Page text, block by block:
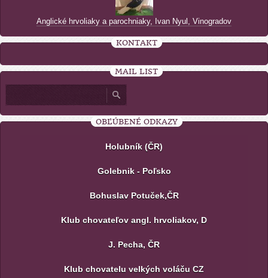
Anglické hrvoliaky a parochniaky, Ivan Nyul, Vinogradov
KONTAKT
MAIL LIST
OBĽÚBENÉ ODKAZY
Holubník (ČR)
Golebnik - Poľsko
Bohuslav Potuček,ČR
Klub chovateľov angl. hrvoliakov, D
J. Pecha, ČR
Klub chovatelu velkých voláču CZ